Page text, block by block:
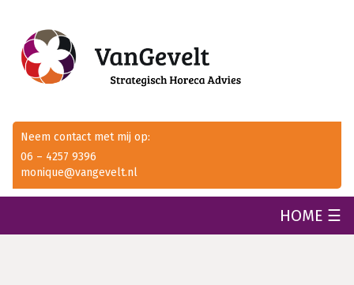
Neem contact met mij op:
06 – 4257 9396
monique@vangevelt.nl
HOME ☰